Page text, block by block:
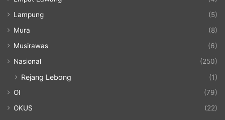
Lampung
(5)
Mura
(8)
Musirawas
(6)
Nasional
(250)
Rejang Lebong (1)
OI
(79)
OKUS
(22)